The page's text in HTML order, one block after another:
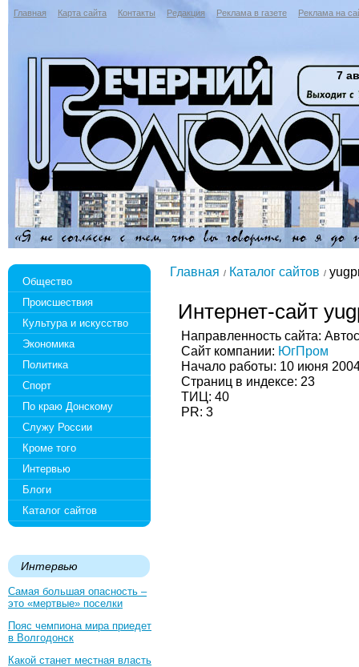
Главная Карта сайта Контакты Редакция Реклама в газете Реклама на
7
Общество
Происшествия
Культура и искусство
Экономика
Политика
Спорт
По краю Донскому
Служу России
Кроме того
Интервью
Блоги
Каталог сайтов
Интервью
Самая большая опасность –
это «мертвые» поселки
Пояс чемпиона мира приедет
в Волгодонск
Какой станет местная власть
Главная Каталог сайтов
Интернет-сайт
Направленность сайта:
Сайт компании: ЮгПром
Начало работы: 10 июня
Страниц в индексе: 23
ТИЦ: 40
PR: 3